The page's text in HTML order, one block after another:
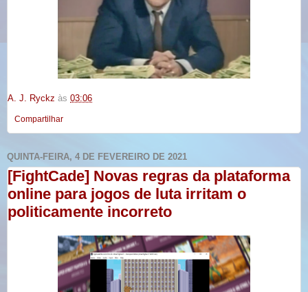
A. J. Ryckz às 03:06
Compartilhar
QUINTA-FEIRA, 4 DE FEVEREIRO DE 2021
[FightCade] Novas regras da plataforma
online para jogos de luta irritam o
politicamente incorreto